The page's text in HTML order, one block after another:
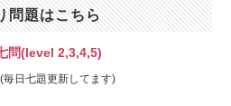
問題はこちら
問(level 2,3,4,5)
毎日七題更新してます)